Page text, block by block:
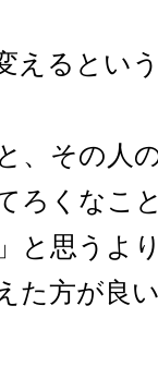
えるとい
、その人
ろくなこ
と思うよ
た方が良